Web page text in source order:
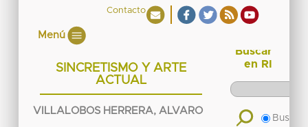
Contacto
Menú
SINCRETISMO Y ARTE
ACTUAL
VILLALOBOS HERRERA, ALVARO
Buscar
en RI
Buscar